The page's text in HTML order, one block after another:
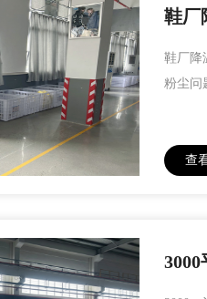
鞋厂
鞋厂降
粉尘问
查